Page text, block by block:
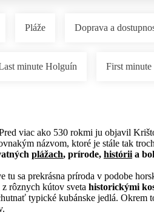
Pláže Doprava a
minute Holguín First
viac ako 530 rokmi ju objavil
názvom, ktoré je stále tak
plážach, prírode, histórii a
tu sa prekrásna príroda v podobe
rôznych kútov sveta historickými
typické kubánske jedlá. Okrem